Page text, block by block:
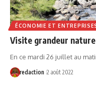
ÉCONOMIE ET
Visite grandeur
En ce mardi 26 juillet au
redaction 2 août 2022